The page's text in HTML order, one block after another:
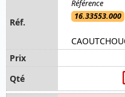
16.33553.000